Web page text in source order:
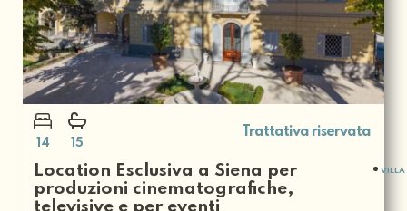
14 15
Trattativa riservata
Location Esclusiva a Siena per
produzioni cinematografiche,
televisive e per eventi
VILLA